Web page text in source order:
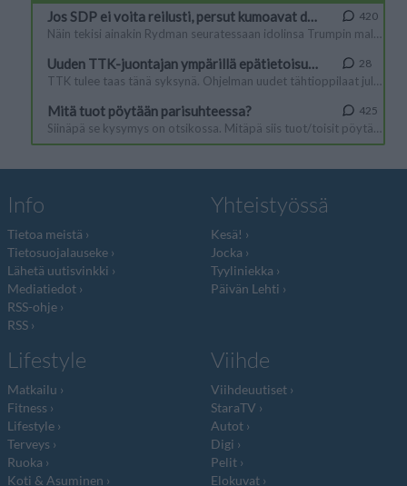
Info
Tietoa meistä
Tietosuojalauseke
Lähetä uutisvinkki
Mediatiedot
RSS-ohje
RSS
Yhteistyössä
Kesä!
Jocka
Tyyliniekka
Päivän Lehti
Lifestyle
Matkailu
Fitness
Lifestyle
Terveys
Ruoka
Koti & Asuminen
Viihde
Viihdeuutiset
StaraTV
Autot
Digi
Pelit
Elokuvat